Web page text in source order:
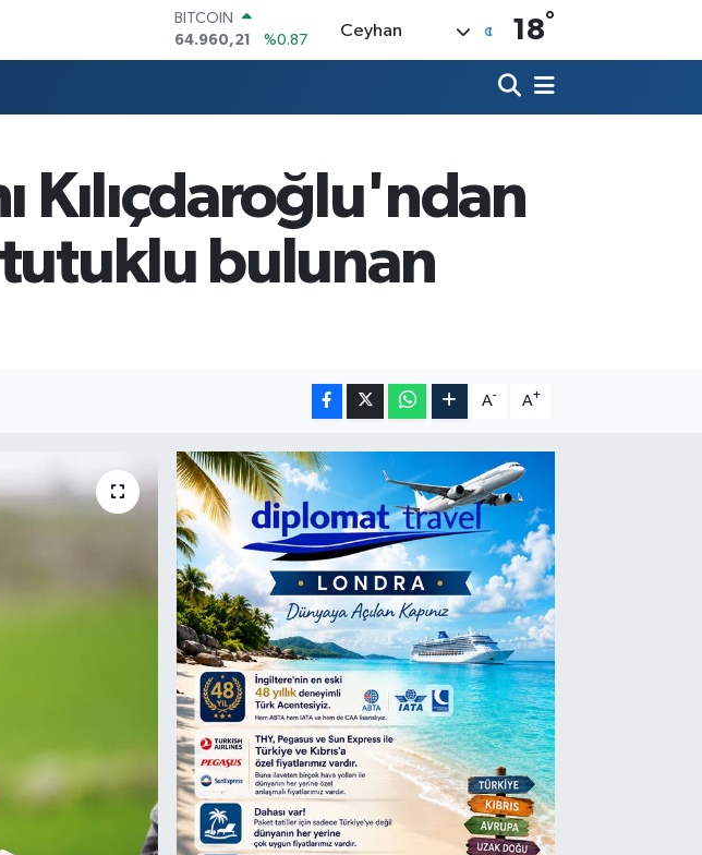
DOLAR
47,7436
%0.18
EURO
6660.55
%0.03
BİST100
13.779
%-14
BITCOIN
64.960,21
Ceyhan 18°
Kılıçdaroğlu'ndan
bulunan
A- A+